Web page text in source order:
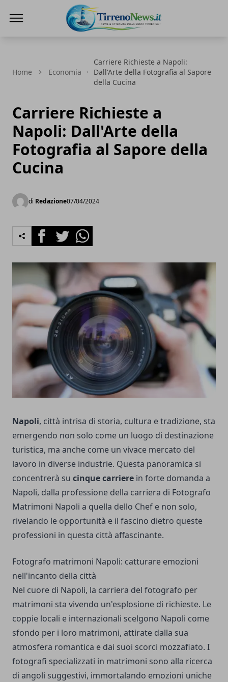
Home Economia
Carriere Richieste a Napoli:
Dall'Arte della Fotografia al Sapore
della Cucina
Carriere Richieste a
Napoli: Dall'Arte della
Fotografia al Sapore della
Cucina
di Redazione07/04/2024
FacebookTwitterWhatsapp
Napoli, città intrisa di storia, cultura e tradizione, sta
emergendo non solo come un luogo di destinazione
turistica, ma anche come un vivace mercato del
lavoro in diverse industrie. Questa panoramica si
concentrerà su cinque carriere in forte domanda a
Napoli, dalla professione della carriera di Fotografo
Matrimoni Napoli a quella dello Chef e non solo,
rivelando le opportunità e il fascino dietro queste
professioni in questa città affascinante.
Fotografo matrimoni Napoli: catturare emozioni
nell'incanto della città
Nel cuore di Napoli, la carriera del fotografo per
matrimoni sta vivendo un'esplosione di richieste. Le
coppie locali e internazionali scelgono Napoli come
sfondo per i loro matrimoni, attirate dalla sua
atmosfera romantica e dai suoi scorci mozzafiato. I
fotografi specializzati in matrimoni sono alla ricerca
di angoli suggestivi, immortalando emozioni uniche